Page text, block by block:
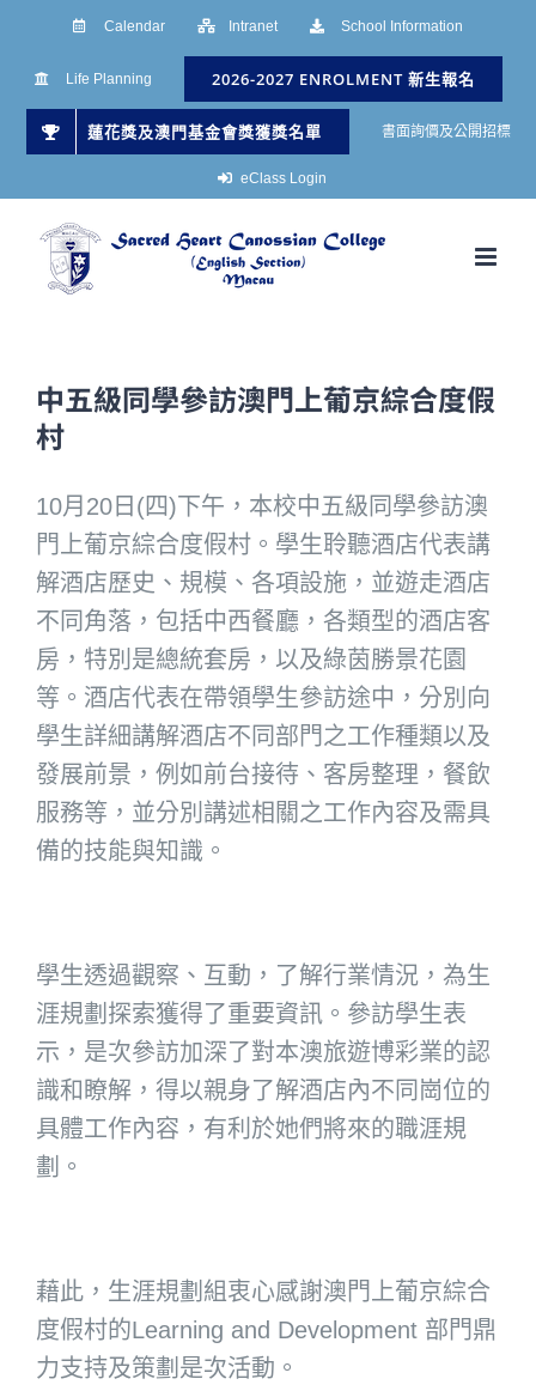
Calendar Intranet School Information
Life Planning 2026-2027 ENROLMENT 新生報名
蓮花獎及澳門基金會獎獲獎名單 書面詢價及公開招標
eClass Login
中五級同學參訪澳門上葡京綜合度假
村
10月20日(四)下午，本校中五級同學參訪澳
門上葡京綜合度假村。學生聆聽酒店代表講
解酒店歷史、規模、各項設施，並遊走酒店
不同角落，包括中西餐廳，各類型的酒店客
房，特別是總統套房，以及綠茵勝景花園
等。酒店代表在帶領學生參訪途中，分別向
學生詳細講解酒店不同部門之工作種類以及
發展前景，例如前台接待、客房整理，餐飲
服務等，並分別講述相關之工作內容及需具
備的技能與知識。
學生透過觀察、互動，了解行業情況，為生
涯規劃探索獲得了重要資訊。參訪學生表
示，是次參訪加深了對本澳旅遊博彩業的認
識和瞭解，得以親身了解酒店內不同崗位的
具體工作內容，有利於她們將來的職涯規
劃。
藉此，生涯規劃組衷心感謝澳門上葡京綜合
度假村的Learning and Development 部門鼎
力支持及策劃是次活動。